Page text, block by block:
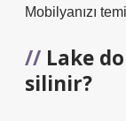
Mobilyanızı
Lake
silinir?